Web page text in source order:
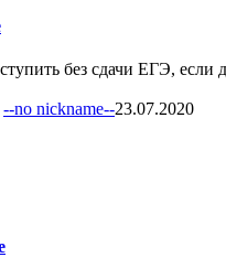
без сдачи ЕГЭ, если
--no nickname--23.07.2020